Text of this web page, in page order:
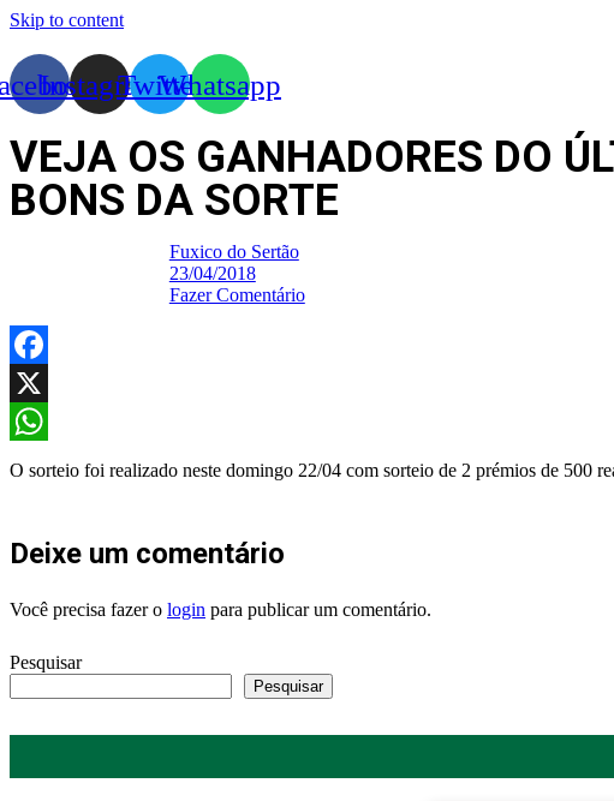
Skip to content
InstagramTwitterWhatsapp
VEJA OS GANHADORES DO
BONS DA SORTE
Fuxico do Sertão
23/04/2018
Fazer Comentário
Facebook
X
WhatsApp
O sorteio foi realizado neste domingo 22/04 com sorteio de 2 prémios de 500
Deixe um comentário
Você precisa fazer o login para publicar um comentário.
Pesquisar
Pesquisar